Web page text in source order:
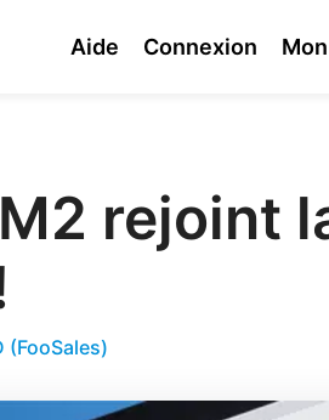
Aide Connexion
rejoint
(FooSales)